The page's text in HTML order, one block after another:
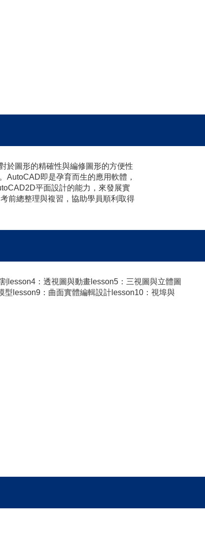
於圖形的精確性與編修圖形的方便性
AutoCAD即是孕育而生的應用軟體，
平面設計的能力，來發展實
前總整理與複習，協助學員順利取得
lesson4：透視圖與動畫lesson5：三視圖與立體圖
lesson9：曲面實體編輯設計lesson10：視埠與